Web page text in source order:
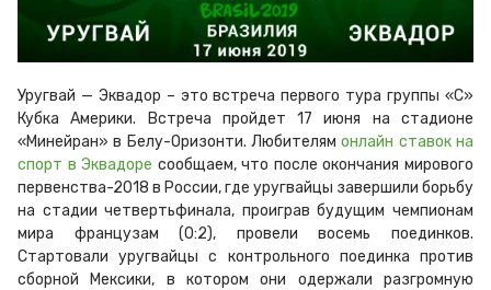
Уругвай — Эквадор – это встреча первого тура группы «C»
Кубка Америки. Встреча пройдет 17 июня на стадионе
«Минейран» в Белу-Оризонти. Любителямонлайн ставок на
спорт в Эквадоре сообщаем, что после окончания мирового
первенства-2018 в России, где уругвайцы завершили борьбу
на стадии четвертьфинала, проиграв будущим чемпионам
мира французам (0:2), провели восемь поединков.
Стартовали уругвайцы с контрольного поединка против
сборной Мексики, в котором они одержали разгромную